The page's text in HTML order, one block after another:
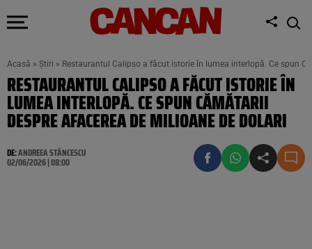
Acasă » Știri » Restaurantul Calipso a făcut istorie în lumea interlopă. Ce spun
RESTAURANTUL CALIPSO A FĂCUT ISTORIE ÎN
LUMEA INTERLOPĂ. CE SPUN CĂMĂTARII
DESPRE AFACEREA DE MILIOANE DE DOLARI
DE:ANDREEA STĂNCESCU
02/06/2026 | 08:00